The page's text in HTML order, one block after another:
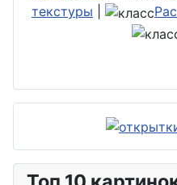
текстуры